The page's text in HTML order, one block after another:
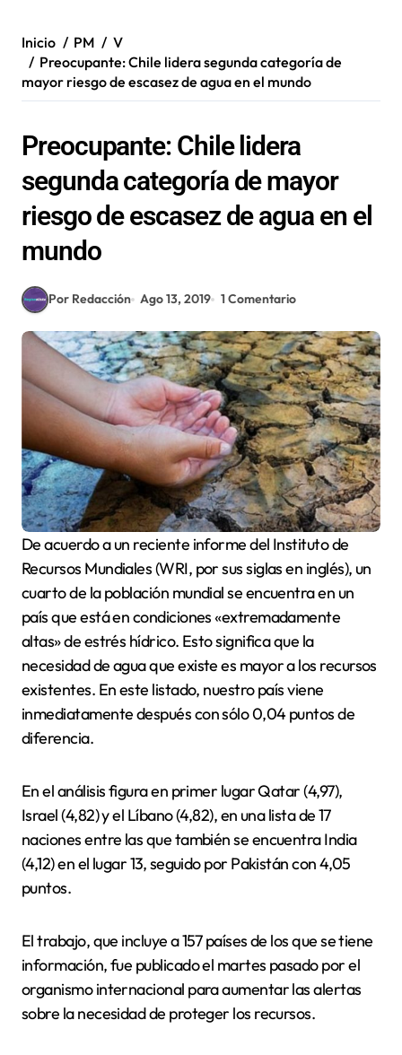
Inicio PM
V
Preocupante: Chile lidera segunda categoría de
mayor riesgo de escasez de agua en el mundo
Preocupante: Chile lidera
segunda categoría de mayor
riesgo de escasez de agua en el
mundo
Por Redacción Ago 13, 2019 1 Comentario
De acuerdo a un reciente informe del Instituto de
Recursos Mundiales (WRI, por sus siglas en inglés), un
cuarto de la población mundial se encuentra en un
país que está en condiciones «extremadamente
altas» de estrés hídrico. Esto significa que la
necesidad de agua que existe es mayor a los recursos
existentes. En este listado, nuestro país viene
inmediatamente después con sólo 0,04 puntos de
diferencia.
En el análisis figura en primer lugar Qatar (4,97),
Israel (4,82) y el Líbano (4,82), en una lista de 17
naciones entre las que también se encuentra India
(4,12) en el lugar 13, seguido por Pakistán con 4,05
puntos.
El trabajo, que incluye a 157 países de los que se tiene
información, fue publicado el martes pasado por el
organismo internacional para aumentar las alertas
sobre la necesidad de proteger los recursos.